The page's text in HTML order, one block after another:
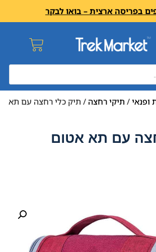
ופנאי/ תיקי רחצה / תיק כלי רחצה עם תא
עם תא אטום